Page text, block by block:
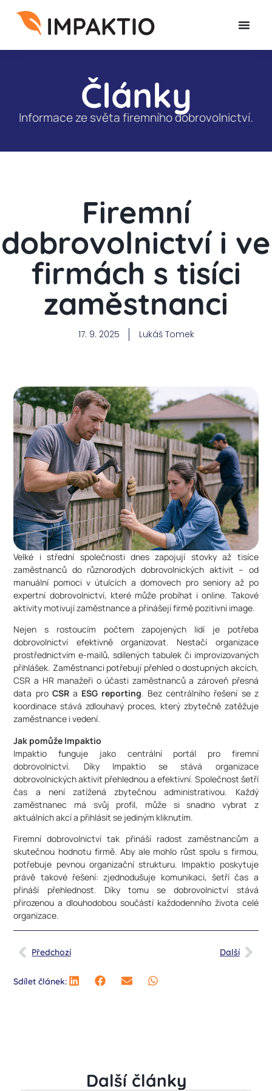
Články
Informace ze světa firemního dobrovolnictví.
Firemní
dobrovolnictví i ve
firmách s tisíci
zaměstnanci
17. 9. 2025 Lukáš Tomek
Velké i střední společnosti dnes zapojují stovky až tisíce
zaměstnanců do různorodých dobrovolnických aktivit – od
manuální pomoci v útulcích a domovech pro seniory až po
expertní dobrovolnictví, které může probíhat i online. Takové
aktivity motivují zaměstnance a přinášejí firmě pozitivní image.
Nejen s rostoucím počtem zapojených lidí je potřeba
dobrovolnictví efektivně organizovat. Nestačí organizace
prostřednictvím e-mailů, sdílených tabulek či improvizovaných
přihlášek. Zaměstnanci potřebují přehled o dostupných akcích,
CSR a HR manažeři o účasti zaměstnanců a zároveň přesná
data pro CSRa ESG reporting. Bez centrálního řešení se z
koordinace stává zdlouhavý proces, který zbytečně zatěžuje
zaměstnance i vedení.
Jak pomůže Impaktio
Impaktio funguje jako centrální portál pro firemní
dobrovolnictví. Díky Impaktio se stává organizace
dobrovolnických aktivit přehlednou a efektivní. Společnost šetří
čas a není zatížená zbytečnou administrativou. Každý
zaměstnanec má svůj profil, může si snadno vybrat z
aktuálních akcí a přihlásit se jediným kliknutím.
Firemní dobrovolnictví tak přináší radost zaměstnancům a
skutečnou hodnotu firmě. Aby ale mohlo růst spolu s firmou,
potřebuje pevnou organizační strukturu. Impaktio poskytuje
právě takové řešení: zjednodušuje komunikaci, šetří čas a
přináší přehlednost. Díky tomu se dobrovolnictví stává
přirozenou a dlouhodobou součástí každodenního života celé
organizace.
Předchozí Další
Sdílet článek:
Další články